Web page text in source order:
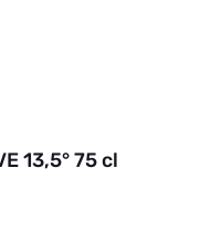
13,5° 75 cl